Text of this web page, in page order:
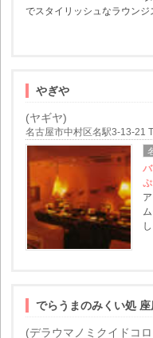
でスタイリッシュなラウンジ
やぎや
(ヤギヤ)
名古屋市中村区名駅3-13-21
でらうまのみくい処 座
(デラウマノミクイドコ